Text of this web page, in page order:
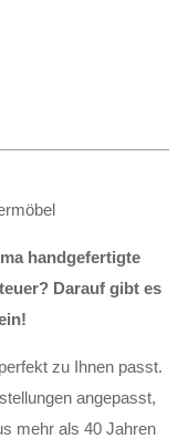
handgefertigte
Darauf gibt es
zu Ihnen passt.
angepasst,
mehr als 40 Jahren